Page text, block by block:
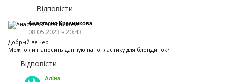
Відповісти
Анастасия Красникова
08.05.2023 в 20:43
Добрый вечер
Можно ли наносить данную нанопластику для блондинок?
Відповісти
Аліна